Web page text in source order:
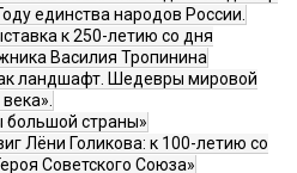
единства народов России.
к 250-летию со дня
Василия Тропинина
ландшафт. Шедевры мировой
страны»
Лёни Голикова: к 100-летию со
Советского Союза»